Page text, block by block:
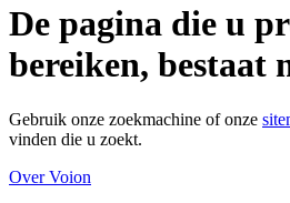
De pagina die u
bereiken, bestaat
Gebruik onze zoekmachine of onze
vinden die u zoekt.
Over Voion